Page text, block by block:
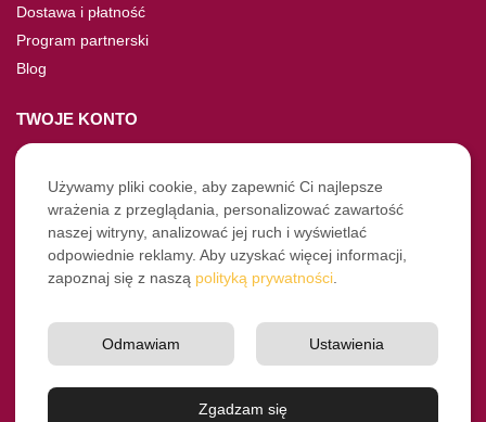
Dostawa i płatność
Program partnerski
Blog
TWOJE KONTO
Moje konto
Nie pamiętasz hasła?
Twoje zamówienia
NASZE SOCIALE
Instagram
© Pro-Fryz.pl 2021-2026
Używamy pliki cookie, aby zapewnić Ci najlepsze
wrażenia z przeglądania, personalizować zawartość
naszej witryny, analizować jej ruch i wyświetlać
odpowiednie reklamy. Aby uzyskać więcej informacji,
zapoznaj się z naszą polityką prywatności
Zgadzam się
Ustawienia
Odmawiam